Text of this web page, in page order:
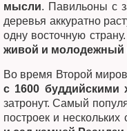
мысли. Павильоны с
деревья аккуратно
одну восточную
живой и молодежный
Во время Второй
с 1600 буддийскими
затронут. Самый
построек и